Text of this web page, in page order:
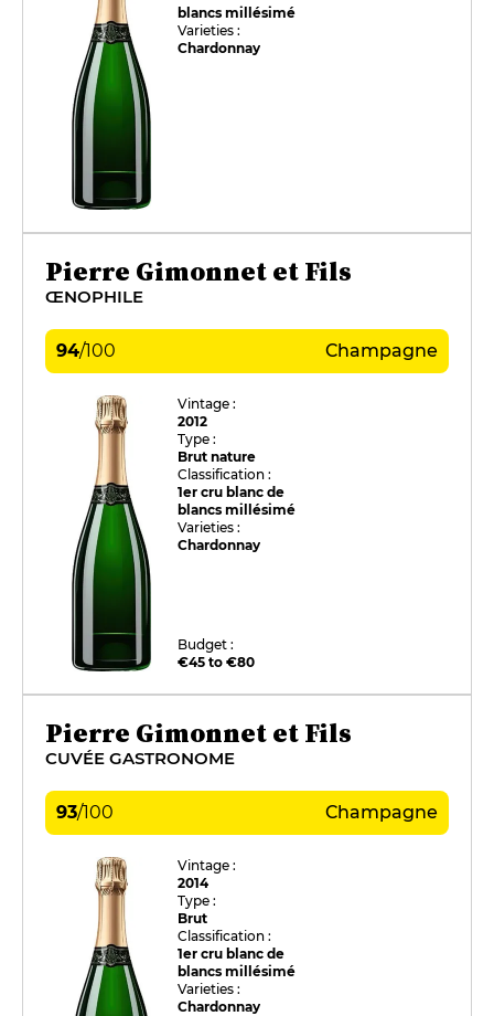
blancs millésimé
Varieties :
Chardonnay
Pierre Gimonnet et Fils
ŒNOPHILE
94/100 Champagne
Vintage :
2012
Type :
Brut nature
Classification :
1er cru blanc de
blancs millésimé
Varieties :
Chardonnay
Budget :
€45 to €80
Pierre Gimonnet et Fils
CUVÉE GASTRONOME
93/100 Champagne
Vintage :
2014
Type :
Brut
Classification :
1er cru blanc de
blancs millésimé
Varieties :
Chardonnay